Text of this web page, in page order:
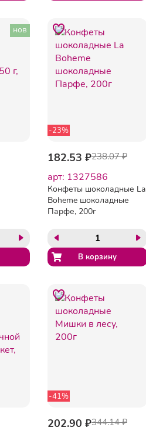
нов
-23%
182.53 ₽238.07 ₽
арт: 1327586
Конфеты шоколадные La
Boheme шоколадные
Парфе, 200г
-41%
202.90 ₽344.14 ₽